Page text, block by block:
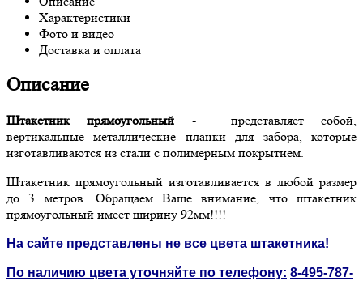
Характеристики
Фото и видео
Доставка и оплата
Описание
Штакетник прямоугольный - представляет собой,
вертикальные металлические планки для забора, которые
изготавливаются из стали с полимерным покрытием.
Штакетник прямоугольный изготавливается в любой размер
до 3 метров. Обращаем Ваше внимание, что штакетник
прямоугольный имеет ширину 92мм!!!!
На сайте представлены не все цвета штакетника!
По наличию цвета уточняйте по телефону: 8-495-787-